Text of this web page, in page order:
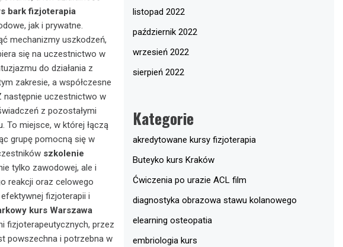
bark fizjoterapia
jak i prywatne.
mechanizmy uszkodzeń,
się na uczestnictwo w
do działania z
zakresie, a współczesne
następnie uczestnictwo w
z pozostałymi
To miejsce, w której łączą
grupę pomocną się w
szkolenie
tylko zawodowej, ale i
reakcji oraz celowego
fizjoterapii i
kurs Warszawa
fizjoterapeutycznych, przez
powszechna i potrzebna w
listopad 2022
październik 2022
wrzesień 2022
sierpień 2022
Kategorie
akredytowane kursy fizjoterapia
Buteyko kurs Kraków
Ćwiczenia po urazie ACL film
diagnostyka obrazowa stawu kolanowego
elearning osteopatia
embriologia kurs